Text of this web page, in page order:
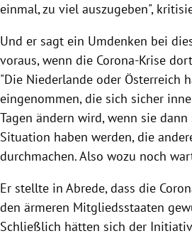
einmal, zu viel auszugeben",
Und er sagt ein Umdenken bei
voraus, wenn die Corona-Krise
"Die Niederlande oder Österreich
eingenommen, die sich sicher
Tagen ändern wird, wenn sie
Situation haben werden, die
durchmachen. Also wozu noch
Er stellte in Abrede, dass die
den ärmeren Mitgliedsstaaten
Schließlich hätten sich der